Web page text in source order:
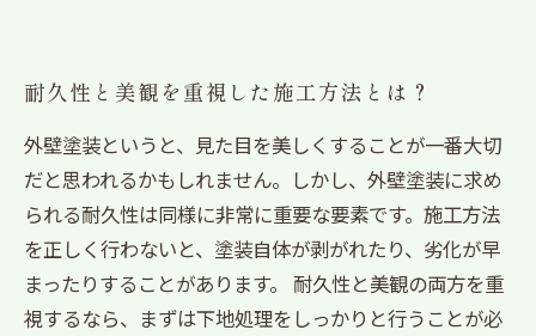
耐久性と美観を重視した施工方法とは？
外壁塗装というと、見た目を美しくすることが一番大切
だと思われるかもしれません。しかし、外壁塗装に求め
られる耐久性は同様に非常に重要な要素です。施工方法
を正しく行わないと、塗装自体が剥がれたり、劣化が早
まったりすることがあります。 耐久性と美観の両方を重
視するなら、まずは下地処理をしっかりと行うことが必